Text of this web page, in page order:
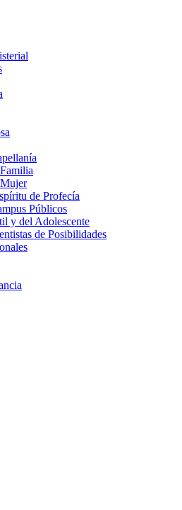
de Profecía
Públicos
y del Adolescente
de Posibilidades